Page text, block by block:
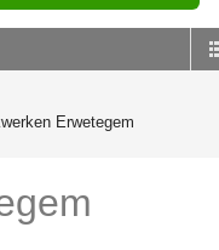
Erwetegem